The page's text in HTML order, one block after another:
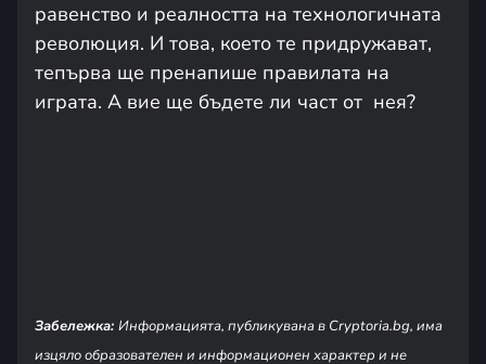
равенство и реалността на технологичната
революция. И това, което те придружават,
тепърва ще пренапише правилата на
играта. А вие ще бъдете ли част от нея?
Забележка: Информацията, публикувана в Cryptoria.bg, има
изцяло образователен и информационен характер и не